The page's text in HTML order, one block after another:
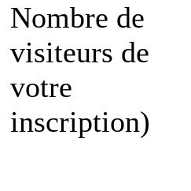
Nombre de
visiteurs de
votre
inscription)